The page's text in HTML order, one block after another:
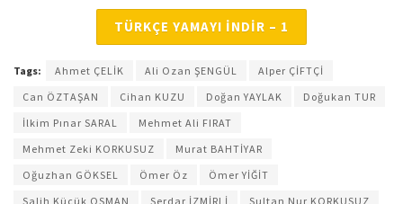
TÜRKÇE YAMAYI İNDİR – 1
Tags: Ahmet ÇELİK Ali Ozan ŞENGÜL
Alper ÇİFTÇİ
Can ÖZTAŞAN
Cihan KUZU Doğan YAYLAK
Doğukan TUR
İlkim Pınar SARAL
Mehmet Ali FIRAT
Mehmet Zeki KORKUSUZ
Murat BAHTİYAR
Oğuzhan GÖKSEL
Ömer Öz
Ömer YİĞİT
Salih Küçük OSMAN
Serdar İZMİRLİ Sultan Nur KORKUSUZ